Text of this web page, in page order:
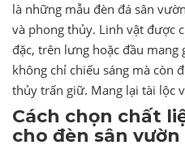
là những mẫu đèn đá sân
và phong thủy. Linh vật được
đặc, trên lưng hoặc đầu mang
không chỉ chiếu sáng mà còn
thủy trấn giữ. Mang lại tài lộc
Cách chọn chất
cho đèn sân vườn